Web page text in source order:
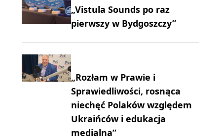
„Vistula Sounds po raz
pierwszy w Bydgoszczy”
„Rozłam w Prawie i
Sprawiedliwości, rosnąca
niechęć Polaków względem
Ukraińców i edukacja
medialna”